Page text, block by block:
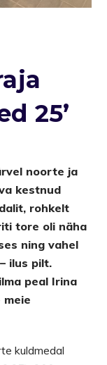
25’
noorte ja
kestnud
rohkelt
tore oli näha
ning vahel
ilus pilt.
peal Irina
meie
kuldmedal